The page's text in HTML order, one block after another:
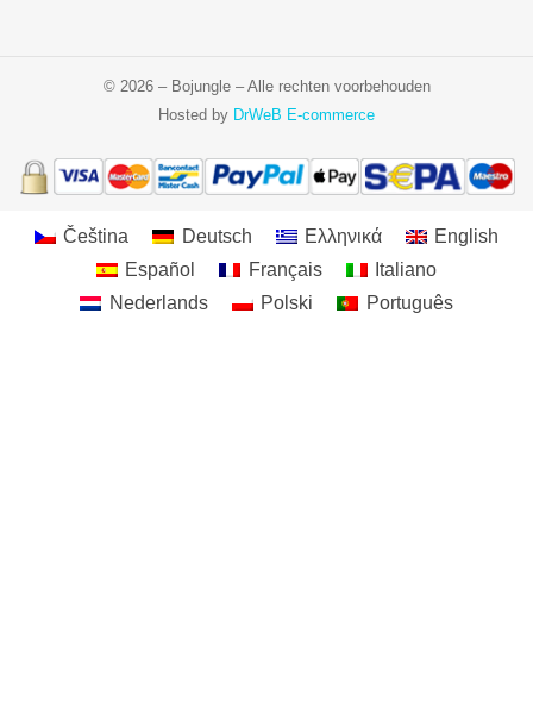
© 2026 – Bojungle – Alle rechten voorbehouden
Hosted by DrWeB E-commerce
Čeština Deutsch Ελληνικά
English
Español
Français
Italiano
Nederlands
Polski Português